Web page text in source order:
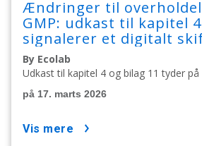
Ændringer til
GMP: udkast til kapitel
signalerer et digitalt
By Ecolab
Udkast til kapitel 4 og bilag 11 tyder
på 17. marts 2026
vis mere